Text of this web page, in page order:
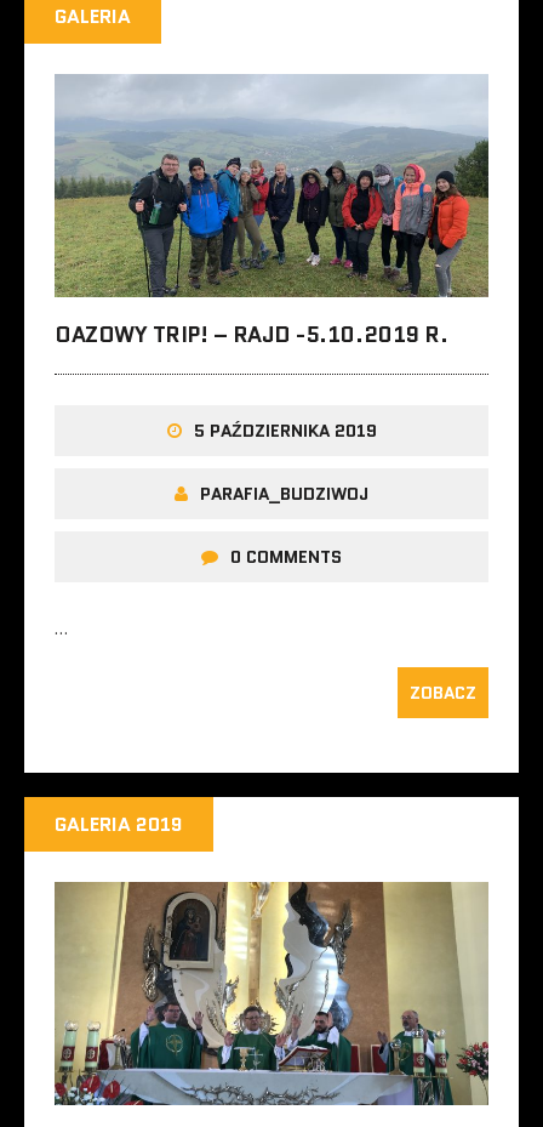
GALERIA
OAZOWY TRIP! – RAJD -5.10.2019 R.
5 PAŹDZIERNIKA 2019
PARAFIA_BUDZIWOJ
0 COMMENTS
…
ZOBACZ
GALERIA 2019